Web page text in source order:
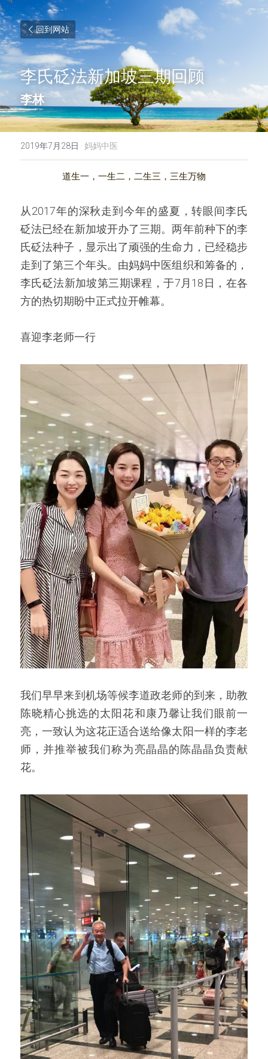
回到网站
李氏砭法新加坡三期回顾
李林
2019年7月28日 · 妈妈中医
道生一，一生二，二生三，三生万物
从2017年的深秋走到今年的盛夏，转眼间李氏
砭法已经在新加坡开办了三期。两年前种下的李
氏砭法种子，显示出了顽强的生命力，已经稳步
走到了第三个年头。由妈妈中医组织和筹备的，
李氏砭法新加坡第三期课程，于7月18日，在各
方的热切期盼中正式拉开帷幕。
喜迎李老师一行
我们早早来到机场等候李道政老师的到来，助教
陈晓精心挑选的太阳花和康乃馨让我们眼前一
亮，一致认为这花正适合送给像太阳一样的李老
师，并推举被我们称为亮晶晶的陈晶晶负责献
花。